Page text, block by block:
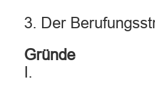
3. Der
Gründe
I.